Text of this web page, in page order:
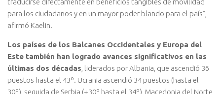
traducirse directamente en beneficios tangibles de movilidad
para los ciudadanos y en un mayor poder blando para el país”,
afirmó Kaelin.
Los países de los Balcanes Occidentales y Europa del
Este también han logrado avances significativos en las
últimas dos décadas , liderados por Albania, que ascendió 36
puestos hasta el 43º. Ucrania ascendió 34 puestos (hasta el
30º), seguida de Serbia (+30º hasta el 34º), Macedonia del Norte